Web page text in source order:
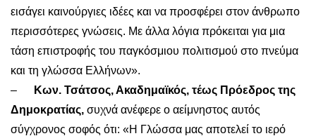
εισάγει καινούργιες ιδέες και να προσφέρει στον άνθρωπο
περισσότερες γνώσεις. Με άλλα λόγια πρόκειται για μια
τάση επιστροφής του παγκόσμιου πολιτισμού στο πνεύμα
και τη γλώσσα Ελλήνων».
–
Κων. Τσάτσος, Ακαδημαϊκός, τέως Πρόεδρος της
Δημοκρατίας, συχνά ανέφερε ο αείμνηστος αυτός
σύγχρονος σοφός ότι: «Η Γλώσσα μας αποτελεί το ιερό